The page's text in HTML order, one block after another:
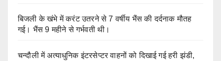
बिजली के खंभे में करंट उतरने से 7 वर्षीय भैंस की दर्दनाक मौतह
गई। भैंस 9 महीने से गर्भवती थी।
चन्दौली में अत्याधुनिक इंटरसेप्टर वाहनों को दिखाई गई हरी झंडी,